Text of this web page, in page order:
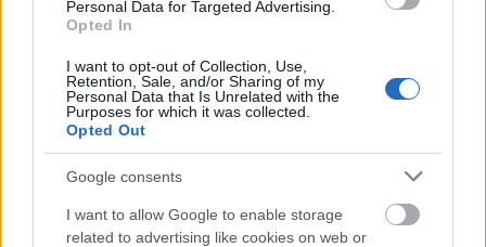
Personal Data for Targeted Advertising.
Opted In
I want to opt-out of Collection, Use,
Retention, Sale, and/or Sharing of my
Personal Data that Is Unrelated with the
Purposes for which it was collected.
Opted Out
Google consents
I want to allow Google to enable storage
related to advertising like cookies on web or
Helyi hírek